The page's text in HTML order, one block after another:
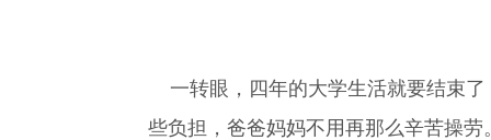
一转眼，四年的大学生活就要结束了
些负担，爸爸妈妈不用再那么辛苦操